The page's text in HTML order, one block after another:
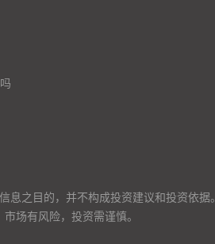
之目的，并不构成投资建议和投资依据。
场有风险，投资需谨慎。